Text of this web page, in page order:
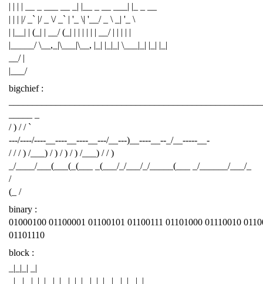
| | | | __ _ ___ __ _| |__ _ __ ___| |_ _ __
| | | |/ _` |/ _ \/ _` | '_ \| '__/ _ \ _| '_ \
| |__| | (_| | __/ (_| | | | | | | __/ | | | | |
|_____/ \__,_|\___|\__, |_| |_|_| \___|_| |_| |_|
__/ |
|___/
bigchief :
/ ) / / `
---/----/----__----__----__---/__---)__----__--_/__-----__-
/ / / ) /___) / ) / ) / ) /___) / / )
_/____/___(___(_(___ _(___/_/___/_/_____(___ _/______/___/_
/
(_ /
binary :
01000100 01100001 01100101 01100111 01101000 01110010
01101110
block :
_|_|_| _|
_| _| _|_|_| _|_| _|_|_| _|_|_| _| _|_| _|_|